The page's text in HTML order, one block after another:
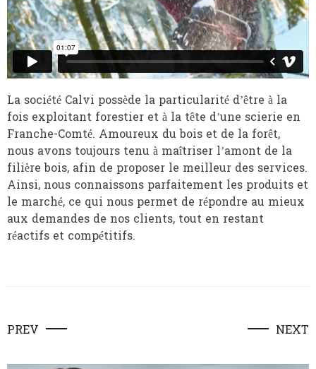
La société Calvi possède la particularité d’être à la
fois exploitant forestier et à la tête d’une scierie en
Franche-Comté. Amoureux du bois et de la forêt,
nous avons toujours tenu à maîtriser l’amont de la
filière bois, afin de proposer le meilleur des services.
Ainsi, nous connaissons parfaitement les produits et
le marché, ce qui nous permet de répondre au mieux
aux demandes de nos clients, tout en restant
réactifs et compétitifs.
PREV NEXT